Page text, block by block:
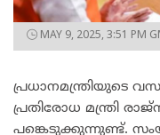
MAY 9, 2025, 3:51 PM
പ്രധാനമന്ത്രിയുടെ
പ്രതിരോധ മന്ത്രി
പങ്കെടുക്കുന്നുണ്ട്.